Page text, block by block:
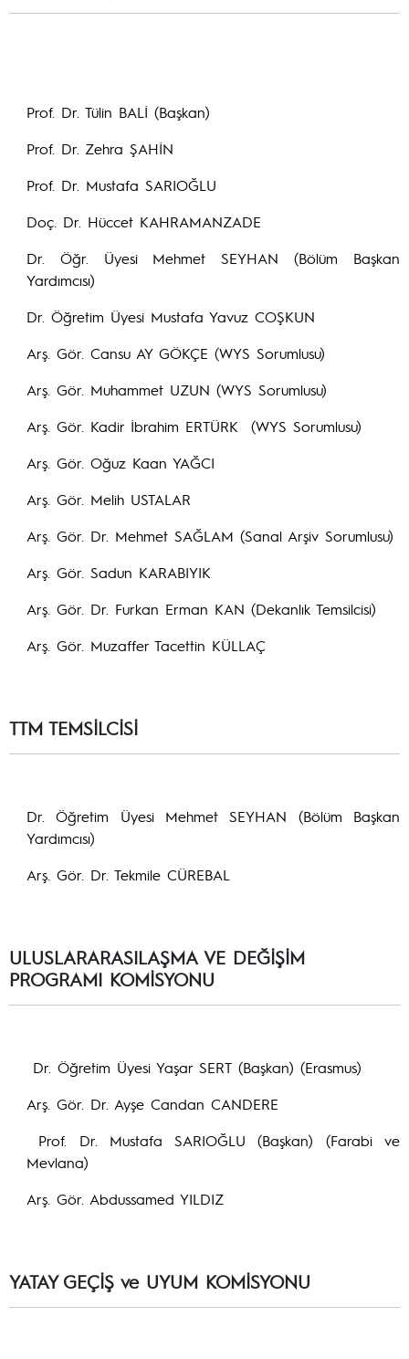
Prof. Dr. Tülin BALİ (Başkan)
Prof. Dr. Zehra ŞAHİN
Prof. Dr. Mustafa SARIOĞLU
Doç. Dr. Hüccet KAHRAMANZADE
Dr. Öğr. Üyesi Mehmet SEYHAN (Bölüm Başkan
Yardımcısı)
Dr. Öğretim Üyesi Mustafa Yavuz COŞKUN
Arş. Gör. Cansu AY GÖKÇE (WYS Sorumlusu)
Arş. Gör. Muhammet UZUN (WYS Sorumlusu)
Arş. Gör. Kadir İbrahim ERTÜRK (WYS Sorumlusu)
Arş. Gör. Oğuz Kaan YAĞCI
Arş. Gör. Melih USTALAR
Arş. Gör. Dr. Mehmet SAĞLAM (Sanal Arşiv Sorumlusu)
Arş. Gör. Sadun KARABIYIK
Arş. Gör. Dr. Furkan Erman KAN (Dekanlık Temsilcisi)
Arş. Gör. Muzaffer Tacettin KÜLLAÇ
TTM TEMSİLCİSİ
Dr. Öğretim Üyesi Mehmet SEYHAN (Bölüm Başkan
Yardımcısı)
Arş. Gör. Dr. Tekmile CÜREBAL
ULUSLARARASILAŞMA VE DEĞİŞİM
PROGRAMI KOMİSYONU
Dr. Öğretim Üyesi Yaşar SERT (Başkan) (Erasmus)
Arş. Gör. Dr. Ayşe Candan CANDERE
Prof. Dr. Mustafa SARIOĞLU (Başkan) (Farabi ve
Mevlana)
Arş. Gör. Abdussamed YILDIZ
YATAY GEÇİŞ ve UYUM KOMİSYONU